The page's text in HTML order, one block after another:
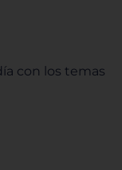
con los temas